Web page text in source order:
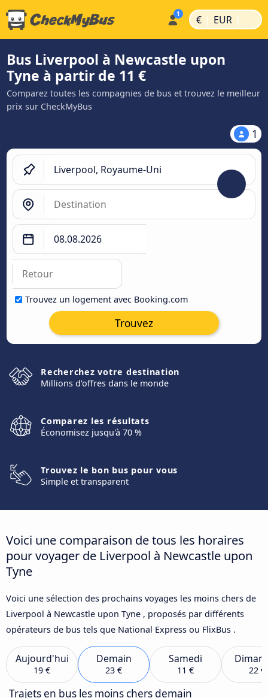
€ | EUR |
Bus Liverpool à Newcastle upon
Tyne à partir de 11 €
Comparez toutes les compagnies de bus et trouvez le meilleur
prix sur CheckMyBus
1
Trouvez un logement avec Booking.com
Trouvez
Recherchez votre destination
Millions d'offres dans le monde
Comparez les résultats
Économisez jusqu'à 70 %
Trouvez le bon bus pour vous
Simple et transparent
Voici une comparaison de tous les horaires
pour voyager de Liverpool à Newcastle upon
Tyne
Voici une sélection des prochains voyages les moins chers de
Liverpool à Newcastle upon Tyne , proposés par différents
opérateurs de bus tels que National Express ou FlixBus .
Aujourd'hui
19 €
Demain
23 €
Samedi
11 € 22 €
Trajets en bus les moins chers demain